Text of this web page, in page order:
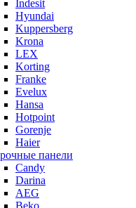
Indesit
Hyundai
Kuppersberg
Krona
LEX
Korting
Franke
Evelux
Hansa
Hotpoint
Gorenje
Haier
панели
Candy
Darina
AEG